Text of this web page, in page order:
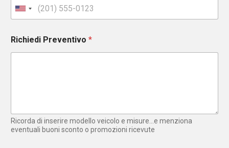
U
n
t
e
e
s
Richiedi Preventivo *
Ricorda di inserire modello veicolo e misure...e menziona
eventuali buoni sconto o promozioni ricevute